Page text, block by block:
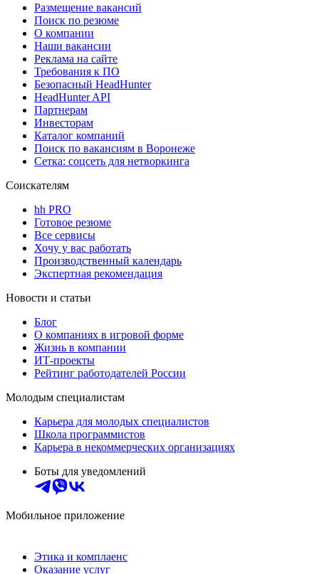
Размещение вакансий
Поиск по резюме
О компании
Наши вакансии
Реклама на сайте
Требования к ПО
Безопасный HeadHunter
HeadHunter API
Партнерам
Инвесторам
Каталог компаний
Поиск по вакансиям в Воронеже
Сетка: соцсеть для нетворкинга
Соискателям
hh PRO
Готовое резюме
Все сервисы
Хочу у вас работать
Производственный календарь
Экспертная рекомендация
Новости и статьи
Блог
О компаниях в игровой форме
Жизнь в компании
ИТ-проекты
Рейтинг работодателей России
Молодым специалистам
Карьера для молодых специалистов
Школа программистов
Карьера в некоммерческих организациях
Боты для уведомлений
Мобильное приложение
Этика и комплаенс
Оказание услуг